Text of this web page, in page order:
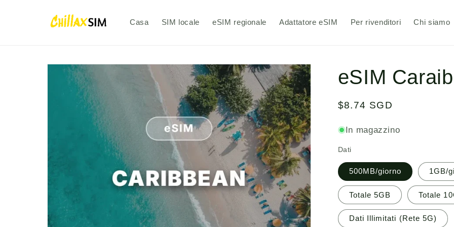
ai contenuti
Casa SIM locale eSIM regionale Adattatore eSIM Per rivenditori Chi siamo
Passa alle
informazioni
sul prodotto
eSIM
Prezzo
$8.74 SGD
In magazzino
Dati
500MB/giorno 1GB/
Totale 5GB Totale
Dati Illimitati (Rete 5G)